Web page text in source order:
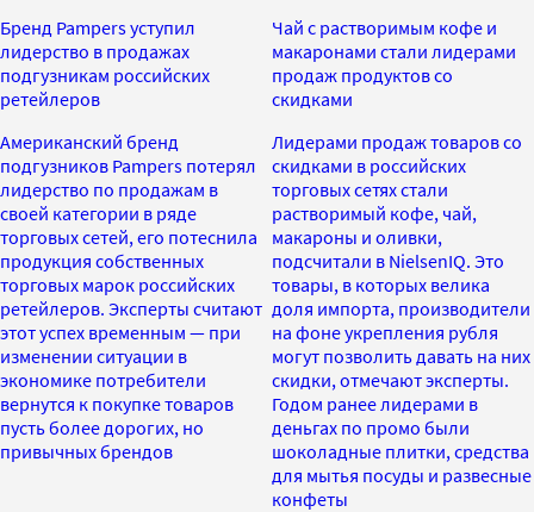
Бренд Pampers уступил
лидерство в продажах
подгузникам российских
ретейлеров
Американский бренд
подгузников Pampers потерял
лидерство по продажам в
своей категории в ряде
торговых сетей, его потеснила
продукция собственных
торговых марок российских
ретейлеров. Эксперты считают
этот успех временным — при
изменении ситуации в
экономике потребители
вернутся к покупке товаров
пусть более дорогих, но
привычных брендов
Чай с растворимым кофе и
макаронами стали лидерами
продаж продуктов со
скидками
Лидерами продаж товаров со
скидками в российских
торговых сетях стали
растворимый кофе, чай,
макароны и оливки,
подсчитали в NielsenIQ. Это
товары, в которых велика
доля импорта, производители
на фоне укрепления рубля
могут позволить давать на них
скидки, отмечают эксперты.
Годом ранее лидерами в
деньгах по промо были
шоколадные плитки, средства
для мытья посуды и развесные
конфеты